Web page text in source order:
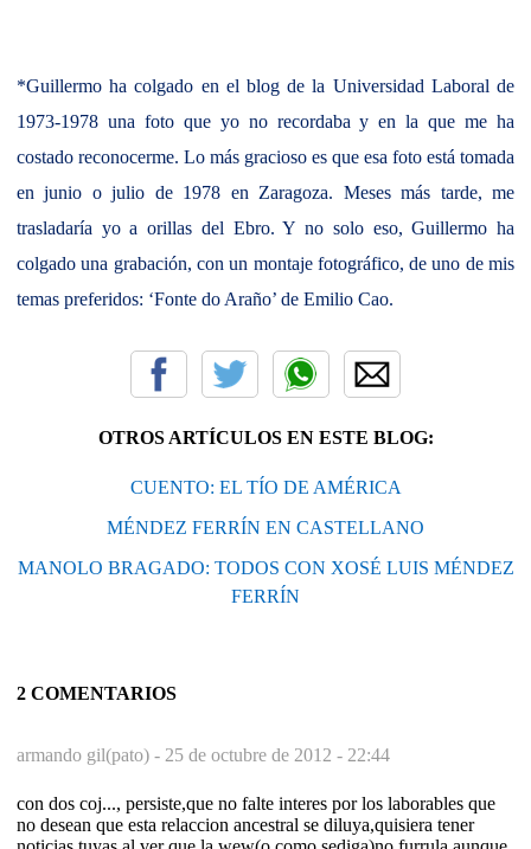
*Guillermo ha colgado en el blog de la Universidad Laboral de
1973-1978 una foto que yo no recordaba y en la que me ha
costado reconocerme. Lo más gracioso es que esa foto está tomada
en junio o julio de 1978 en Zaragoza. Meses más tarde, me
trasladaría yo a orillas del Ebro. Y no solo eso, Guillermo ha
colgado una grabación, con un montaje fotográfico, de uno de mis
temas preferidos: ‘Fonte do Araño’ de Emilio Cao.
OTROS ARTÍCULOS EN ESTE BLOG:
CUENTO: EL TÍO DE AMÉRICA
MÉNDEZ FERRÍN EN CASTELLANO
MANOLO BRAGADO: TODOS CON XOSÉ LUIS MÉNDEZ
FERRÍN
2 COMENTARIOS
armando gil(pato) - 25 de octubre de 2012 - 22:44
con dos coj..., persiste,que no falte interes por los laborables que
no desean que esta relaccion ancestral se diluya,quisiera tener